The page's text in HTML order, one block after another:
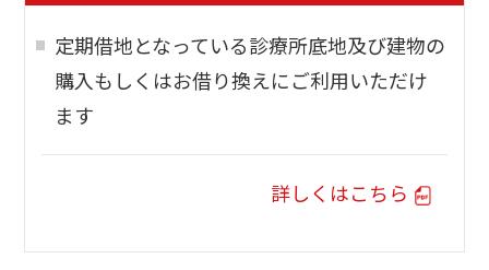
定期借地となっている診療所底地及び建物の
購入もしくはお借り換えにご利用いただけ
ます
詳しくはこちら